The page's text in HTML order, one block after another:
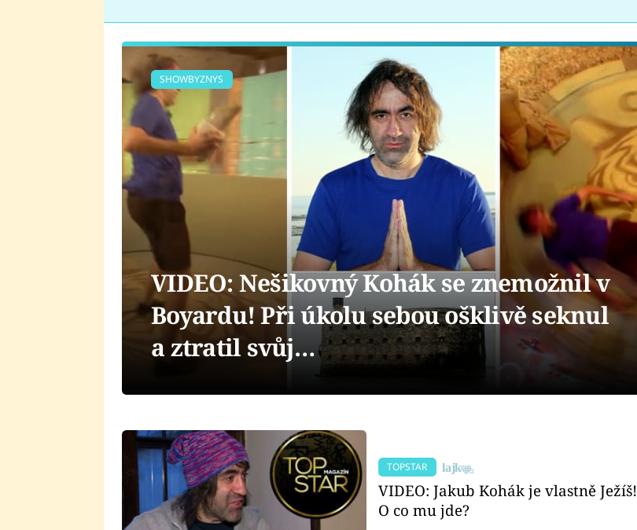
SHOWBYZNYS
VIDEO: Nešikovný Kohák se znemožnil v
Boyardu! Při úkolu sebou ošklivě seknul
a ztratil svůj…
TOPSTAR
VIDEO: Jakub Kohák je vlastně Ježíš!
O co mu jde?